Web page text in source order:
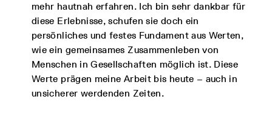
mehr hautnah erfahren. Ich bin sehr dankbar für
diese Erlebnisse, schufen sie doch ein
persönliches und festes Fundament aus Werten,
wie ein gemeinsames Zusammenleben von
Menschen in Gesellschaften möglich ist. Diese
Werte prägen meine Arbeit bis heute – auch in
unsicherer werdenden Zeiten.